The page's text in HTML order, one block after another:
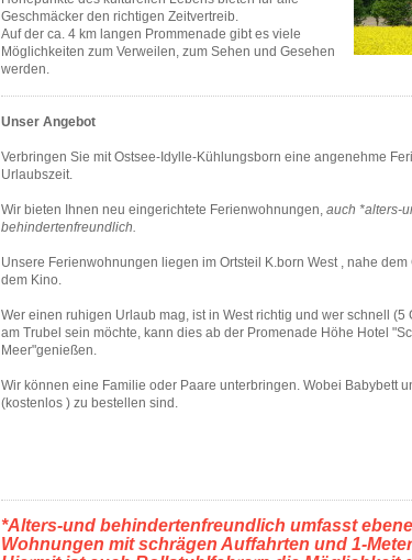
Geschmäcker den richtigen Zeitvertreib.
Auf der ca. 4 km langen Prommenade gibt es viele
Möglichkeiten zum Verweilen, zum Sehen und Gesehen
werden.
Unser Angebot
Verbringen Sie mit Ostsee-Idylle-Kühlungsborn eine angenehme
Urlaubszeit.
Wir bieten Ihnen neu eingerichtete Ferienwohnungen, auch *alters-
behindertenfreundlich.
Unsere Ferienwohnungen liegen im Ortsteil K.born West , nahe dem
dem Kino.
Wer einen ruhigen Urlaub mag, ist in West richtig und wer schnell (5
am Trubel sein möchte, kann dies ab der Promenade Höhe Hotel
Meer"genießen.
Wir können eine Familie oder Paare unterbringen. Wobei Babybett
(kostenlos ) zu bestellen sind.
*Alters-und behindertenfreundlich umfasst
Wohnungen mit schrägen Auffahrten und 1-